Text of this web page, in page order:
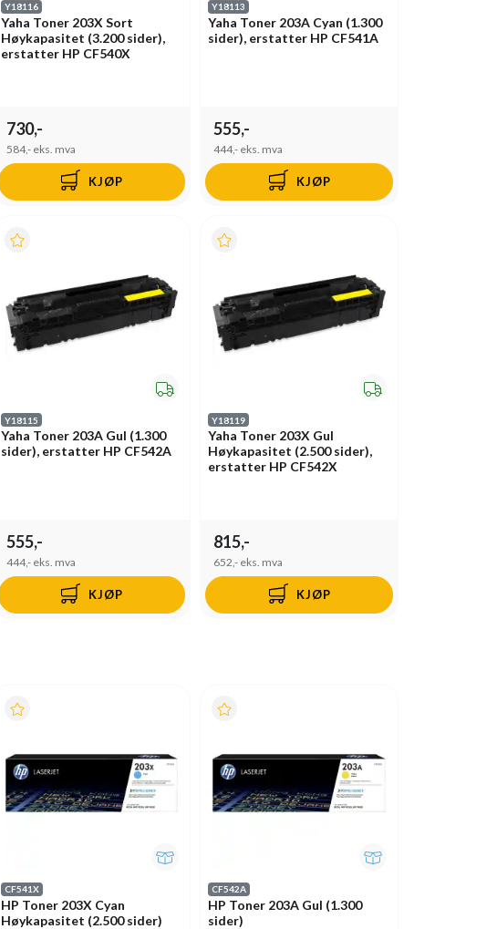
Y18116
Yaha Toner 203X Sort
Høykapasitet (3.200 sider),
erstatter HP CF540X
730,-
584,- eks. mva
KJØP
Y18113
Yaha Toner 203A Cyan (1.300
sider), erstatter HP CF541A
555,-
444,- eks. mva
KJØP
Y18115
Yaha Toner 203A Gul (1.300
sider), erstatter HP CF542A
555,-
444,- eks. mva
KJØP
Y18119
Yaha Toner 203X Gul
Høykapasitet (2.500 sider),
erstatter HP CF542X
815,-
652,- eks. mva
KJØP
CF541X
HP Toner 203X Cyan
Høykapasitet (2.500 sider)
CF542A
HP Toner 203A Gul (1.300
sider)